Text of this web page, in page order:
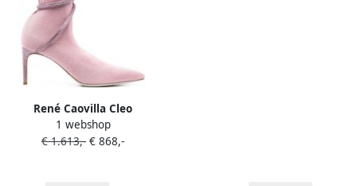
René Caovilla Cleo
enkellaarzen van textiel
Roze
1 webshop
€ 1.613,- € 868,-